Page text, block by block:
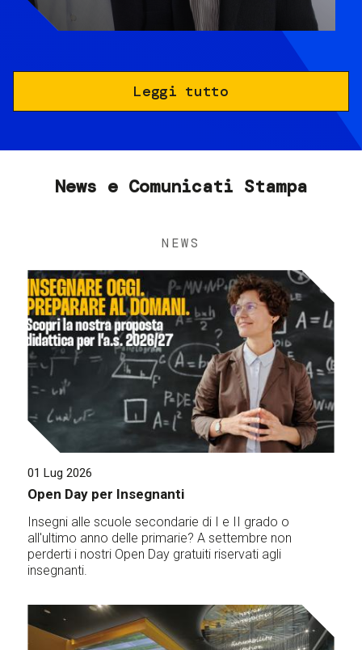
Leggi tutto
News e Comunicati Stampa
NEWS
01 Lug 2026
Open Day per Insegnanti
Insegni alle scuole secondarie di I e II grado o
all'ultimo anno delle primarie? A settembre non
perderti i nostri Open Day gratuiti riservati agli
insegnanti.